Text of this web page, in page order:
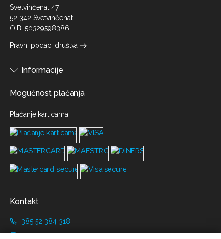
Svetvinčenat 47
52 342 Svetvinčenat
OIB: 50329598386
Pravni podaci društva
Informacije
Mogućnost plaćanja
Plaćanje karticama
Kontakt
+385 52 384 318